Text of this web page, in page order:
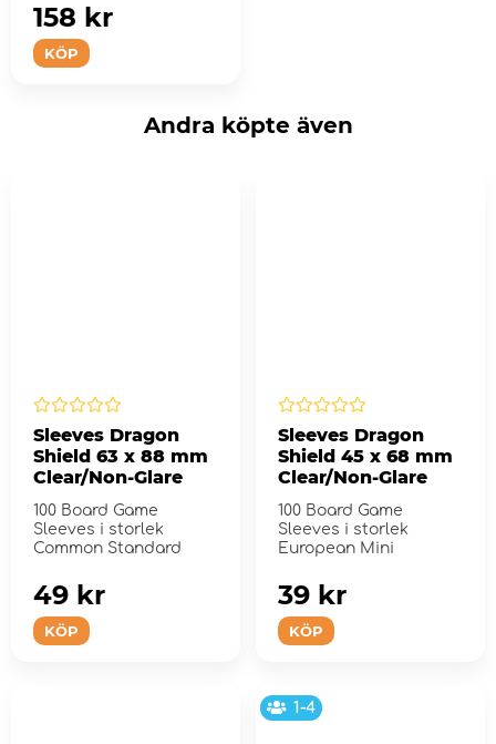
KÖP
158 kr
Andra köpte även
Sleeves Dragon
Shield 63 x 88 mm
Clear/Non-Glare
100 Board Game
Sleeves i storlek
Common Standard
KÖP
49 kr
Sleeves Dragon
Shield 45 x 68 mm
Clear/Non-Glare
100 Board Game
Sleeves i storlek
European Mini
KÖP
39 kr
1-4